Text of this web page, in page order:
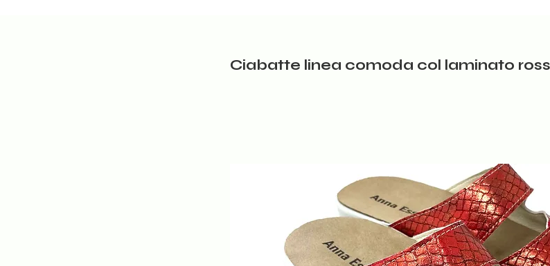
Ciabatte linea comoda col laminato